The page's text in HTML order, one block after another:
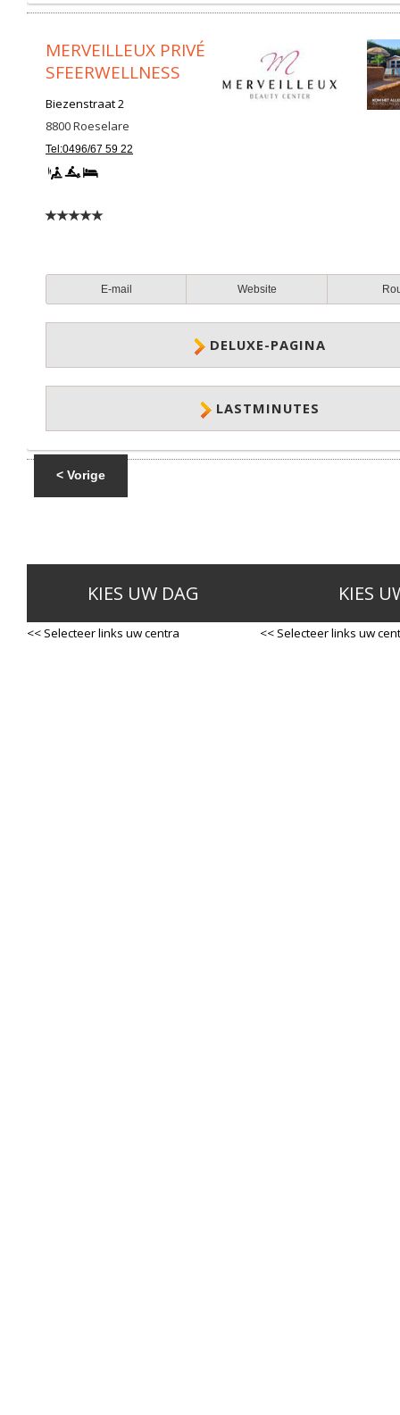
MERVEILLEUX PRIVÉ
SFEERWELLNESS
Biezenstraat 2
8800Roeselare
Tel:0496/67 59 22
E-mail Website
DELUXE-PAGINA
LASTMINUTES
< Vorige
KIES UW DAG
<< Selecteer links uw centra
KIES
<< Selecteer links uw